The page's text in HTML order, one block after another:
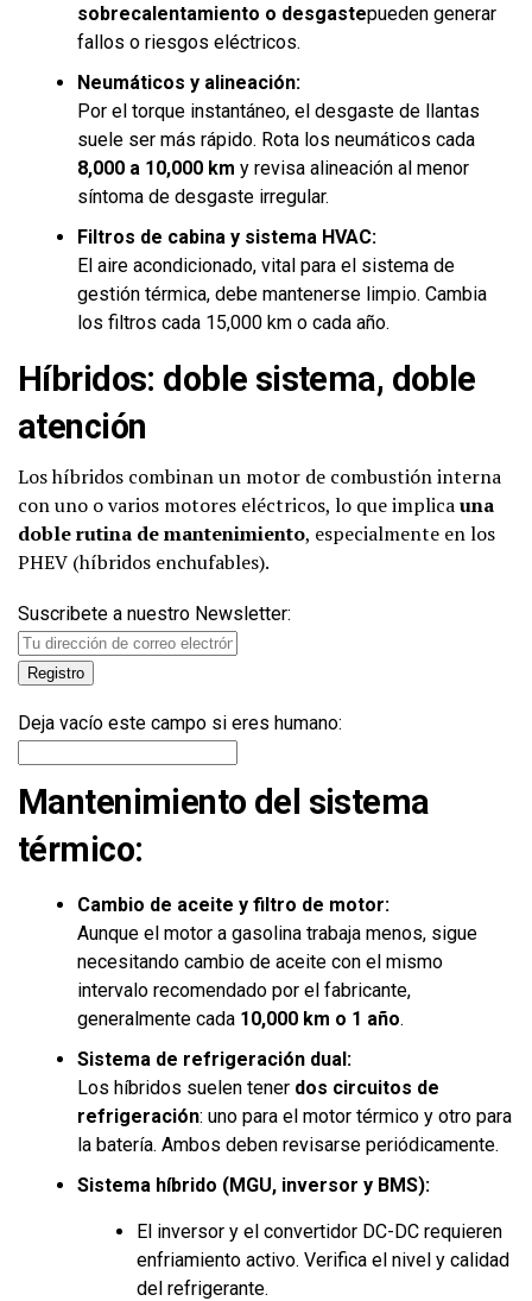
sobrecalentamiento o desgastepueden generar
fallos o riesgos eléctricos.
Neumáticos y alineación:
Por el torque instantáneo, el desgaste de llantas
suele ser más rápido. Rota los neumáticos cada
8,000 a 10,000 km y revisa alineación al menor
síntoma de desgaste irregular.
Filtros de cabina y sistema HVAC:
El aire acondicionado, vital para el sistema de
gestión térmica, debe mantenerse limpio. Cambia
los filtros cada 15,000 km o cada año.
Híbridos: doble sistema, doble
atención
Los híbridos combinan un motor de combustión interna
con uno o varios motores eléctricos, lo que implicauna
doble rutina de mantenimiento, especialmente en los
PHEV (híbridos enchufables).
Suscribete a nuestro Newsletter:
Deja vacío este campo si eres humano:
Mantenimiento del sistema
térmico:
Cambio de aceite y filtro de motor:
Aunque el motor a gasolina trabaja menos, sigue
necesitando cambio de aceite con el mismo
intervalo recomendado por el fabricante,
generalmente cada 10,000 km o 1 año.
Sistema de refrigeración dual:
Los híbridos suelen tener dos circuitos de
refrigeración: uno para el motor térmico y otro para
la batería. Ambos deben revisarse periódicamente.
Sistema híbrido (MGU, inversor y BMS):
El inversor y el convertidor DC-DC requieren
enfriamiento activo. Verifica el nivel y calidad
del refrigerante.